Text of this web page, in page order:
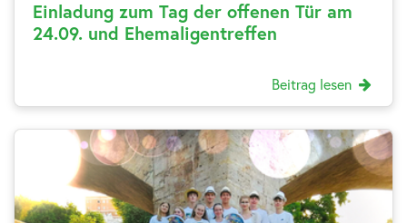
Einladung zum Tag der offenen Tür am
24.09. und Ehemaligentreffen
Beitrag lesen